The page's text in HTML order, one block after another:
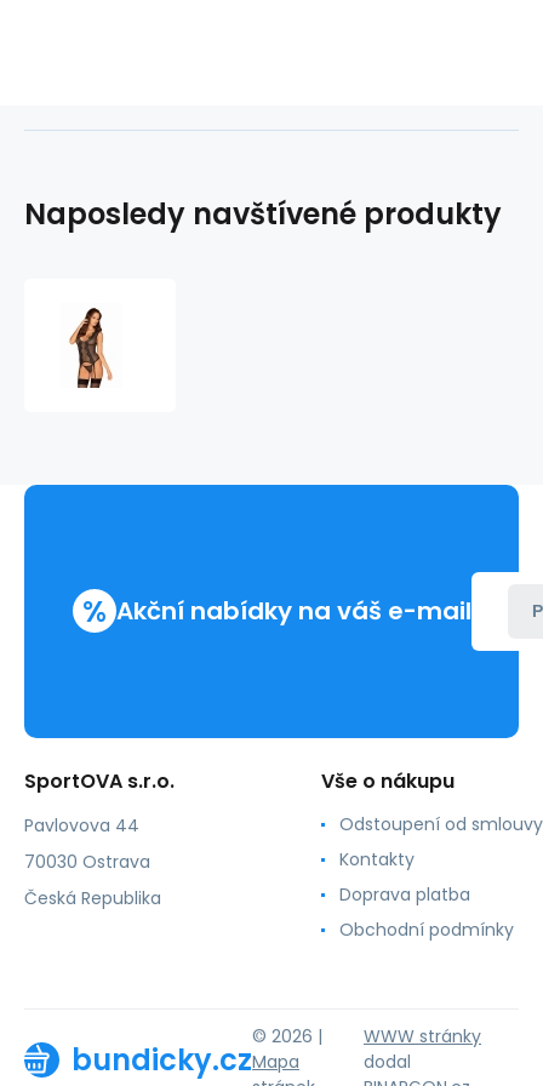
Naposledy navštívené produkty
% Akční nabídky na váš e-mail
SportOVA s.r.o.
Pavlovova 44
70030 Ostrava
Česká Republika
Vše o nákupu
Odstoupení od smlouvy
Kontakty
Doprava platba
Obchodní podmínky
bundicky.cz
© 2026 |
Mapa
WWW stránky
dodal